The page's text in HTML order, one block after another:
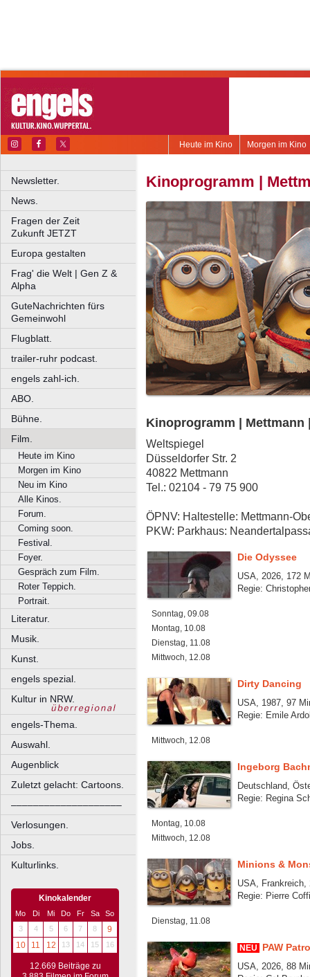
Morgen im Kino
Heute im Kino
Newsletter.
News.
Fragen der Zeit
Zukunft JETZT
Europa gestalten
Frag' die Welt | Gen Z &
Alpha
GuteNachrichten fürs
Gemeinwohl
Flugblatt.
trailer-ruhr podcast.
engels zahl-ich.
ABO.
Bühne.
Film.
Heute im Kino
Morgen im Kino
Neu im Kino
Alle Kinos.
Forum.
Coming soon.
Festival.
Foyer.
Gespräch zum Film.
Roter Teppich.
Portrait.
Literatur.
Musik.
Kunst.
engels spezial.
Kultur in NRW.
engels-Thema.
Auswahl.
Augenblick
Zuletzt gelacht: Cartoons.
––––––––––––––––––––
Verlosungen.
Jobs.
Kulturlinks.
Kinokalender
Mo Di Mi Do Fr Sa
So
3
4 5 6 7 8
9
10
11 12 13 14 15 16
12.669 Beiträge zu
Kinoprogramm |
Kinoprogramm | Mettmann
Weltspiegel
Düsseldorfer Str. 2
40822 Mettmann
Tel.: 02104 - 79 75 900
ÖPNV: Haltestelle: Mettmann-
PKW: Parkhaus:
Die Odyssee
USA, 2026, 172
Regie:
Sonntag, 09.08
Montag, 10.08
Dienstag, 11.08
Mittwoch, 12.08
Dirty Dancing
USA, 1987, 97
Regie: Emile
Mittwoch, 12.08
Ingeborg
Deutschland,
Regie: Regina
Montag, 10.08
Mittwoch, 12.08
Minions &
USA, Frankreich,
Regie: Pierre
Dienstag, 11.08
NEU PAW
USA, 2026, 88